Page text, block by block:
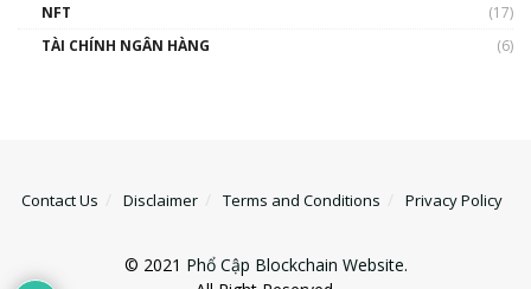
NFT
(17)
TÀI CHÍNH NGÂN HÀNG
(6)
Contact Us Disclaimer Terms and Conditions Privacy Policy
© 2021 Phổ Cập Blockchain Website.